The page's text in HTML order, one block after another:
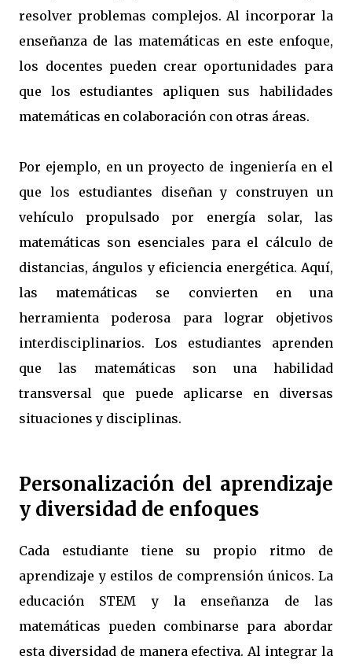
resolver problemas complejos. Al incorporar la
enseñanza de las matemáticas en este enfoque,
los docentes pueden crear oportunidades para
que los estudiantes apliquen sus habilidades
matemáticas en colaboración con otras áreas.
Por ejemplo, en un proyecto de ingeniería en el
que los estudiantes diseñan y construyen un
vehículo propulsado por energía solar, las
matemáticas son esenciales para el cálculo de
distancias, ángulos y eficiencia energética. Aquí,
las matemáticas se convierten en una
herramienta poderosa para lograr objetivos
interdisciplinarios. Los estudiantes aprenden
que las matemáticas son una habilidad
transversal que puede aplicarse en diversas
situaciones y disciplinas.
Personalización del aprendizaje
y diversidad de enfoques
Cada estudiante tiene su propio ritmo de
aprendizaje y estilos de comprensión únicos. La
educación STEM y la enseñanza de las
matemáticas pueden combinarse para abordar
esta diversidad de manera efectiva. Al integrar la